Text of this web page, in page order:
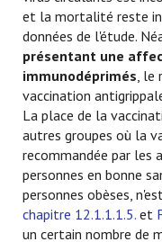
et la mortalité reste
données de l'étude.
présentant une
immunodéprimés, le
vaccination
La place de la
autres groupes où la
recommandée par les
personnes en bonne
personnes obèses,
chapitre 12.1.1.1.5. et
un certain nombre de